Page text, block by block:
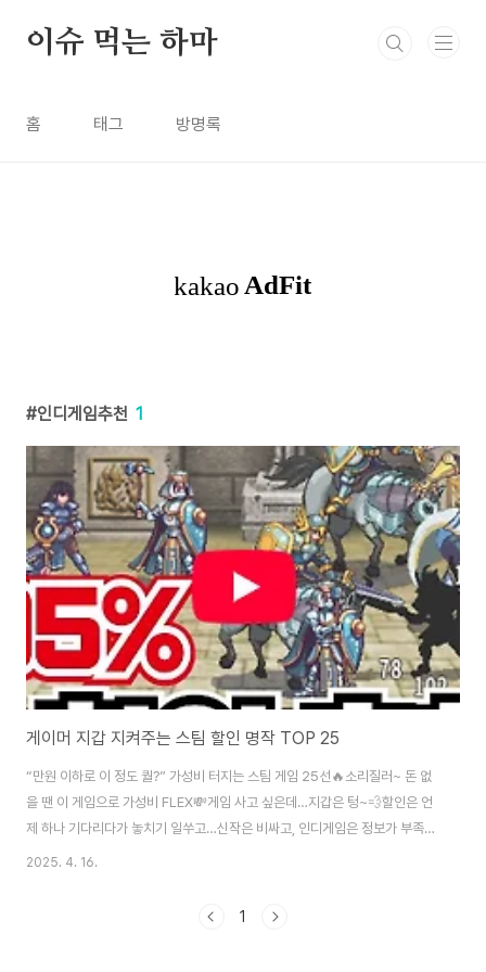
이슈 먹는 하마
홈 태그 방명록
인디게임추천 1
게이머 지갑 지켜주는 스팀 할인 명작 TOP 25
“만원 이하로 이 정도 퀄?” 가성비 터지는 스팀 게임 25선🔥소리질러~ 돈 없
을 땐 이 게임으로 가성비 FLEX💸게임 사고 싶은데…지갑은 텅~💨할인은 언
제 하나 기다리다가 놓치기 일쑤고…신작은 비싸고, 인디게임은 정보가 부족하
고ㅠㅠ 그.래.서. 준비했심다!만원 안으로 살 수 있는 스팀 게임들만쏙쏙 골라서
FPS까지장르별로 다양하게 추천해줘서취향 맞는 게임 하나쯤은 꼭 있을걸요?
2025. 4. 16.
1